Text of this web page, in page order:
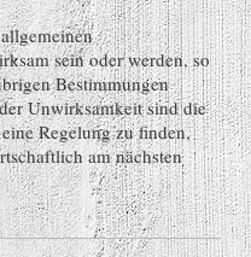
sein oder werden, so
Bestimmungen
Unwirksamkeit sind die
Regelung zu finden,
am nächsten